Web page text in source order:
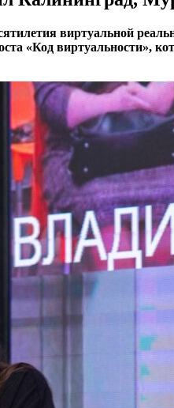
виртуальной
«Код